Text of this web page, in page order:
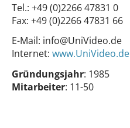
Tel.: +49 (0)2266 47831 0
Fax: +49 (0)2266 47831 66
E-Mail: info@UniVideo.de
Internet: www.UniVideo.de
Gründungsjahr: 1985
Mitarbeiter: 11-50